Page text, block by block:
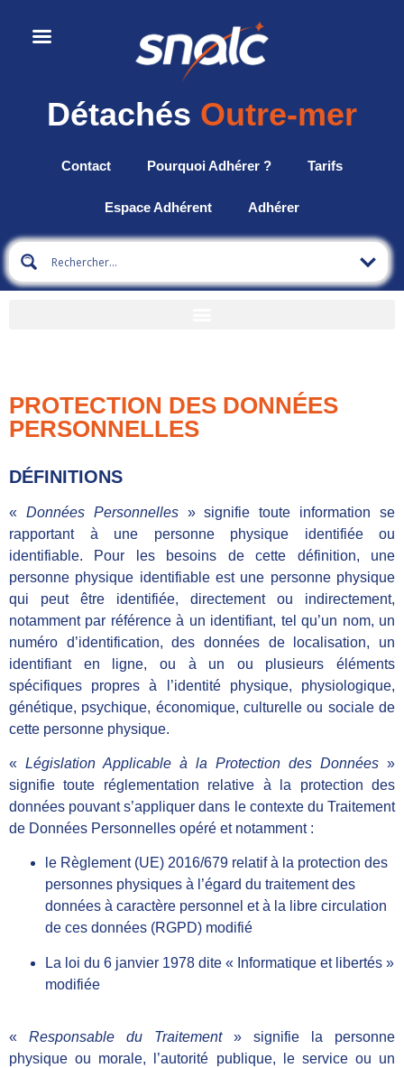
Détachés Outre-mer
Contact Pourquoi Adhérer ? Tarifs
Espace Adhérent Adhérer
PROTECTION DES DONNÉES
PERSONNELLES
DÉFINITIONS
« Données Personnelles» signifie toute information se
rapportant à une personne physique identifiée ou
identifiable. Pour les besoins de cette définition, une
personne physique identifiable est une personne physique
qui peut être identifiée, directement ou indirectement,
notamment par référence à un identifiant, tel qu’un nom, un
numéro d’identification, des données de localisation, un
identifiant en ligne, ou à un ou plusieurs éléments
spécifiques propres à l’identité physique, physiologique,
génétique, psychique, économique, culturelle ou sociale de
cette personne physique.
« Législation Applicable à la Protection des Données »
signifie toute réglementation relative à la protection des
données pouvant s’appliquer dans le contexte du Traitement
de Données Personnelles opéré et notamment :
le Règlement (UE) 2016/679 relatif à la protection des
personnes physiques à l’égard du traitement des
données à caractère personnel et à la libre circulation
de ces données (RGPD) modifié
La loi du 6 janvier 1978 dite « Informatique et libertés »
modifiée
« Responsable du Traitement» signifie la personne
physique ou morale, l’autorité publique, le service ou un